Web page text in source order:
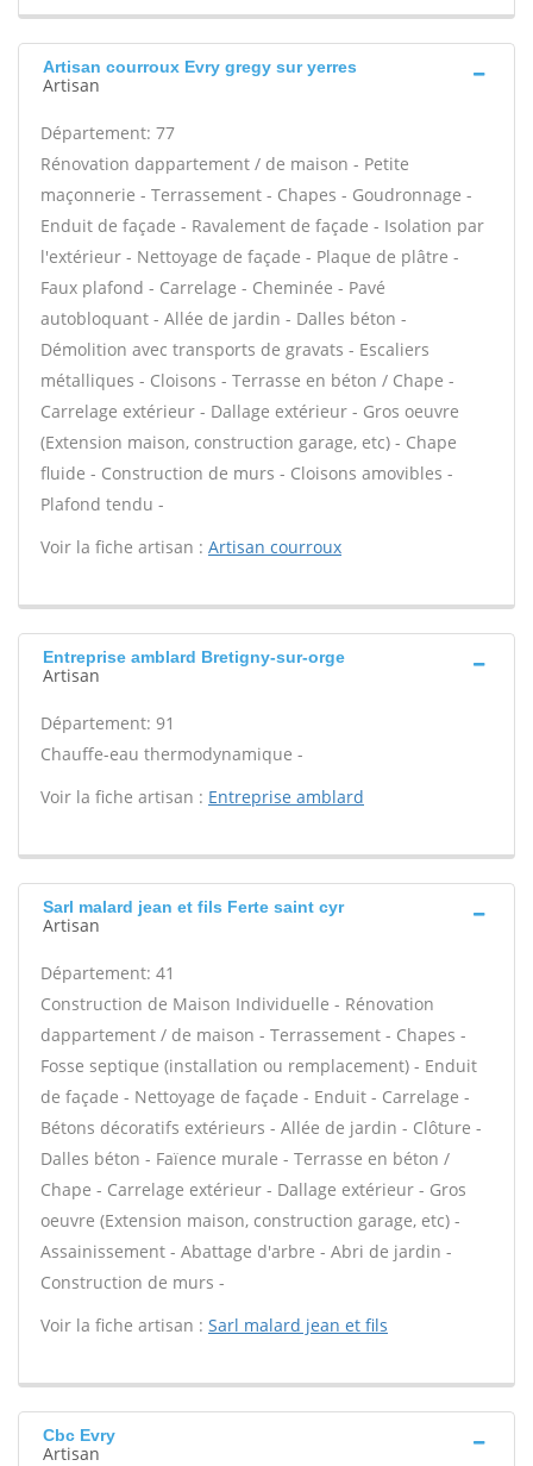
Artisan courroux Evry gregy sur yerres
Artisan
Département: 77
Rénovation dappartement / de maison - Petite
maçonnerie - Terrassement - Chapes - Goudronnage -
Enduit de façade - Ravalement de façade - Isolation par
l'extérieur - Nettoyage de façade - Plaque de plâtre -
Faux plafond - Carrelage - Cheminée - Pavé
autobloquant - Allée de jardin - Dalles béton -
Démolition avec transports de gravats - Escaliers
métalliques - Cloisons - Terrasse en béton / Chape -
Carrelage extérieur - Dallage extérieur - Gros oeuvre
(Extension maison, construction garage, etc) - Chape
fluide - Construction de murs - Cloisons amovibles -
Plafond tendu -
Voir la fiche artisan : Artisan courroux
Entreprise amblard Bretigny-sur-orge
Artisan
Département: 91
Chauffe-eau thermodynamique -
Voir la fiche artisan : Entreprise amblard
Sarl malard jean et fils Ferte saint cyr
Artisan
Département: 41
Construction de Maison Individuelle - Rénovation
dappartement / de maison - Terrassement - Chapes -
Fosse septique (installation ou remplacement) - Enduit
de façade - Nettoyage de façade - Enduit - Carrelage -
Bétons décoratifs extérieurs - Allée de jardin - Clôture -
Dalles béton - Faïence murale - Terrasse en béton /
Chape - Carrelage extérieur - Dallage extérieur - Gros
oeuvre (Extension maison, construction garage, etc) -
Assainissement - Abattage d'arbre - Abri de jardin -
Construction de murs -
Voir la fiche artisan : Sarl malard jean et fils
Cbc Evry
Artisan